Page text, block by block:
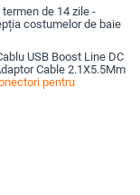
de 14 zile -
costumelor de baie
USB Boost Line DC
Cable 2.1X5.5Mm
pentru